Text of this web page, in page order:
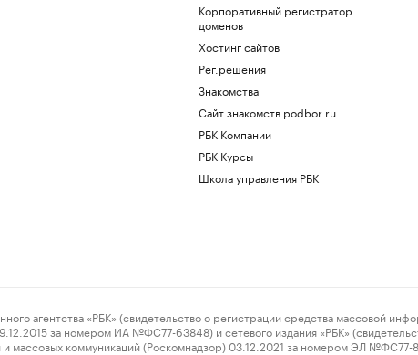
Корпоративный регистратор
доменов
Хостинг сайтов
Рег.решения
Знакомства
Сайт знакомств podbor.ru
РБК Компании
РБК Курсы
Школа управления РБК
«РБК» (свидетельство о регистрации средства массовой
за номером ИА №ФС77-63848) и сетевого издания «РБК»
массовых коммуникаций (Роскомнадзор) 03.12.2021 за номером ЭЛ